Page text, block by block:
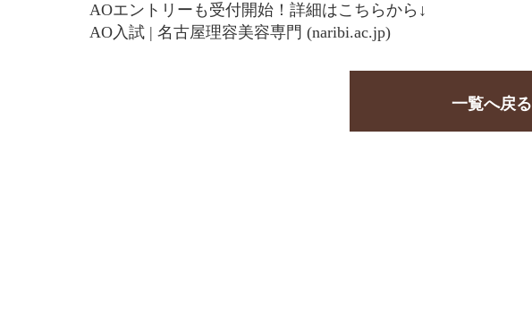
AOエントリーも受付開始！詳細はこちらから↓
AO入試 | 名古屋理容美容専門 (naribi.ac.jp)
一覧へ戻る